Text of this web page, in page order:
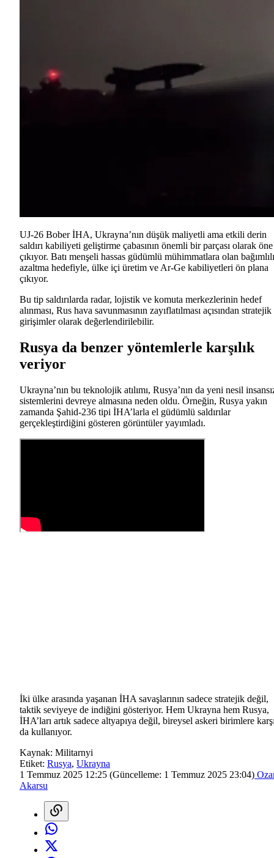
UJ-26 Bober İHA, Ukrayna’nın düşük maliyetli ama etkili derin
saldırı kabiliyeti geliştirme çabasının önemli bir parçası olarak öne
çıkıyor. Batı menşeli hassas güdümlü mühimmatlara olan
azaltma hedefiyle, ülke içi üretim ve Ar-Ge kabiliyetleri ön plana
çıkıyor.
Bu tip saldırılarda radar, lojistik ve komuta merkezlerinin hedef
alınması, Rus hava savunmasının zayıflatılması açısından stratejik
girişimler olarak değerlendirilebilir.
Rusya da benzer yöntemlerle karşılık
veriyor
Ukrayna’nın bu teknolojik atılımı, Rusya’nın da yeni nesil
sistemlerini devreye almasına neden oldu. Örneğin, Rusya yakın
zamanda Şahid-236 tipi İHA’larla el güdümlü saldırılar
gerçekleştirdiğini gösteren görüntüler yayımladı.
İki ülke arasında yaşanan İHA savaşlarının sadece stratejik değil,
taktik seviyeye de indiğini gösteriyor. Hem Ukrayna hem Rusya,
İHA’ları artık sadece altyapıya değil, bireysel askeri birimlere
da kullanıyor.
Kaynak: Militarnyi
Etiket: Rusya, Ukrayna
1 Temmuz 2025 12:25 (Güncelleme: 1 Temmuz 2025 23:04)
Akarsu